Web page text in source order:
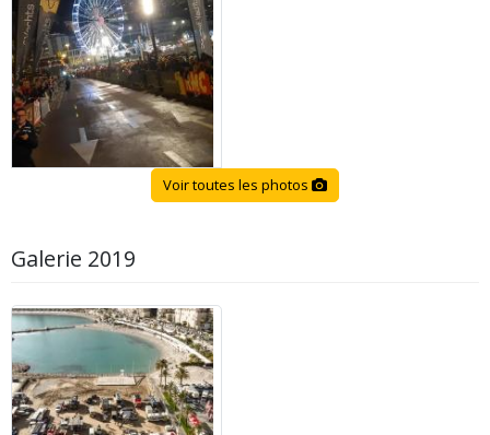
Voir toutes les photos
Galerie 2019